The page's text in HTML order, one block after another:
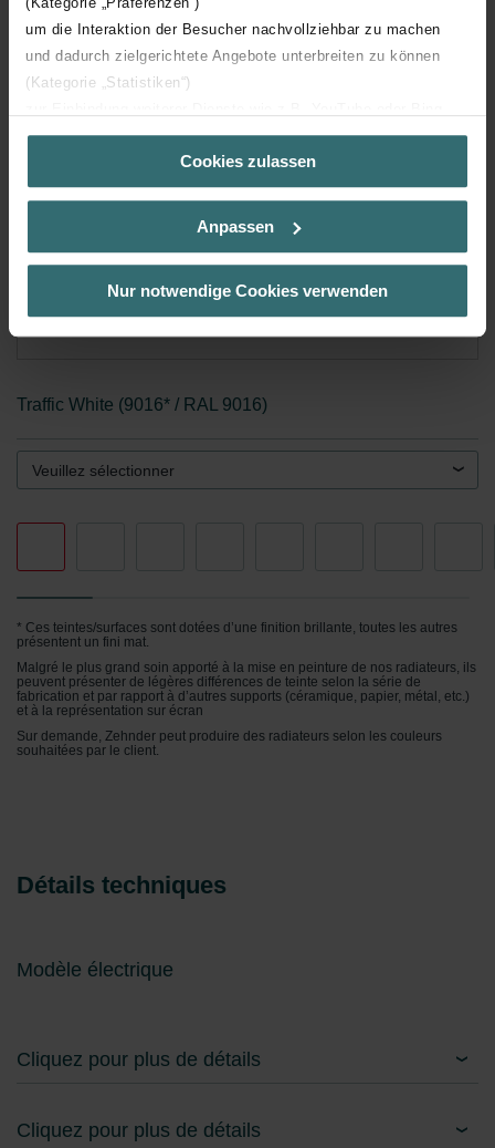
um die Interaktion der Besucher nachvollziehbar zu machen
und dadurch zielgerichtete Angebote unterbreiten zu können
(Kategorie „Statistiken“)
(Kategorie „Marketing“)
Über „Details zeigen“ bzw. die Datenschutzerklärung erhalten
Sie weitere Informationen. Durch die Auswahl der Kategorie
der Auswahl von „Statistiken“ willigen Sie ein, dass wir Ihren
Besuchsverlauf auf unserer Website verwenden, um Ihnen die
bestmögliche Nutzererfahrung zu ermöglichen und Ihnen
Zehnder Group AG: Data Privacy
Zehnder Group België nv/sa: Déclarations de confidentialité
osobních údajů
Zehnder Group Ibérica SAU: Política de privacidad
Zehnder Group Italia S.r.l.: Privacy
Zehnder Group İç Mekan İklimlendirme Sanayi ve Ticaret
Limitet Şirketi: Web Sitesi Çerezleri
Zehnder Group Nederland bv: Privacyverklaringen
Zehnder Group Sales International: Privacy Policy
Zehnder Group Schweiz AG: Datenschutz
Zehnder Polska Sp. z o.o.: Oświadczenie o ochronie
Cookies zulassen
Anpassen
Nur notwendige Cookies verwenden
Traffic White (9016* / RAL 9016)
Veuillez sélectionner
* Ces teintes/surfaces sont dotées d’une finition brillante, toutes les autres
présentent un fini mat.
Malgré le plus grand soin apporté à la mise en peinture de nos radiateurs, ils
peuvent présenter de légères différences de teinte selon la série de
fabrication et par rapport à d’autres supports (céramique, papier, métal, etc.)
et à la représentation sur écran
Sur demande, Zehnder peut produire des radiateurs selon les couleurs
souhaitées par le client.
Détails techniques
Modèle électrique
Cliquez pour plus de détails
Cliquez pour plus de détails